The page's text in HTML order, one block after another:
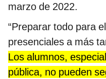
marzo de 2022.
“Preparar todo para
presenciales a más
Los alumnos,
pública, no pueden